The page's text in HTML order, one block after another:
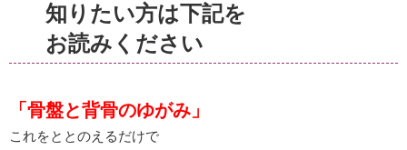
知りたい方は下記を
お読みください
「骨盤と背骨のゆがみ」
これをととのえるだけで